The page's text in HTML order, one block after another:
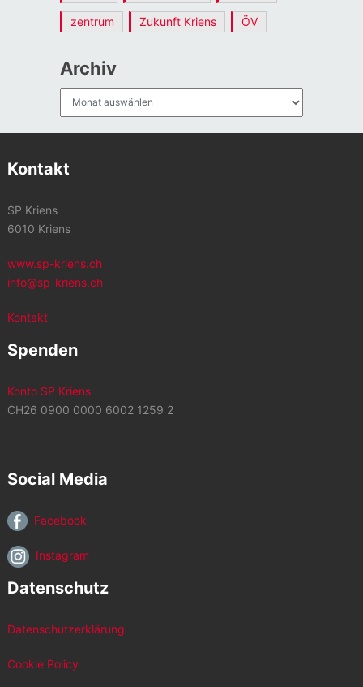
zentrum Zukunft Kriens ÖV
Archiv
Kontakt
SP Kriens
6010 Kriens
www.sp-kriens.ch
info@sp-kriens.ch
Kontakt
Spenden
Konto SP Kriens
CH26 0900 0000 6002 1259 2
Social Media
Facebook
Instagram
Datenschutz
Datenschutzerklärung
Cookie Policy